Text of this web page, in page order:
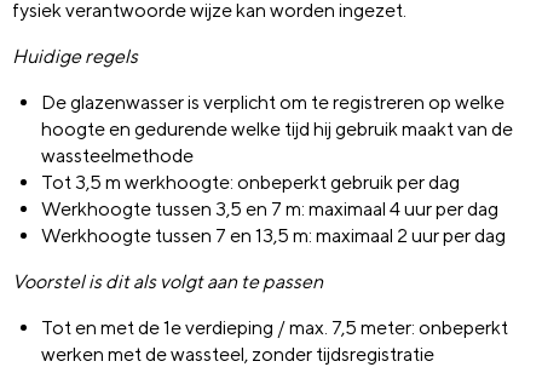
fysiek verantwoorde wijze kan worden ingezet.
Huidige regels
De glazenwasser is verplicht om te registreren op welke
hoogte en gedurende welke tijd hij gebruik maakt van de
wassteelmethode
Tot 3,5 m werkhoogte: onbeperkt gebruik per dag
Werkhoogte tussen 3,5 en 7 m: maximaal 4 uur per dag
Werkhoogte tussen 7 en 13,5 m: maximaal 2 uur per dag
Voorstel is dit als volgt aan te passen
Tot en met de 1e verdieping / max. 7,5 meter: onbeperkt
werken met de wassteel, zonder tijdsregistratie